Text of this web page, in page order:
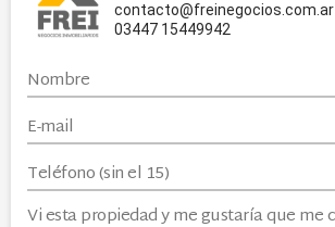
contacto@freinegocios.com.ar
03447 15449942